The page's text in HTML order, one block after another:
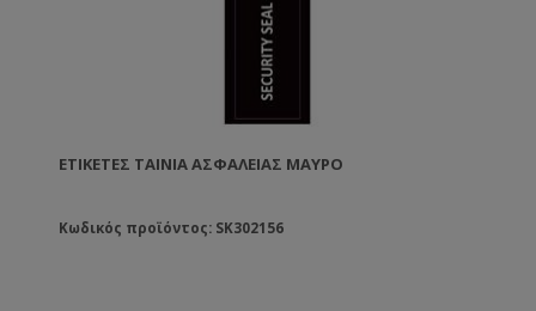
ΕΤΙΚΈΤΕΣ ΤΑΙΝΊΑ ΑΣΦΑΛΕΊΑΣ ΜΑΎΡΟ
Κωδικός προϊόντος: SK302156